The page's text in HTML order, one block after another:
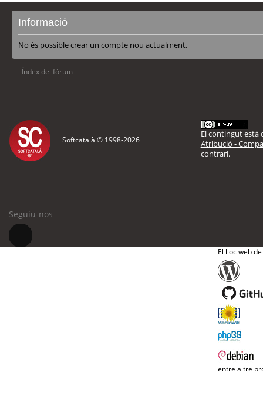
Informació
No és possible crear un compte nou actualment.
Índex del fòrum
Softcatalà © 1998-2026
El contingut està
Atribució -
contrari.
Seguiu-nos
El lloc web
entre altre